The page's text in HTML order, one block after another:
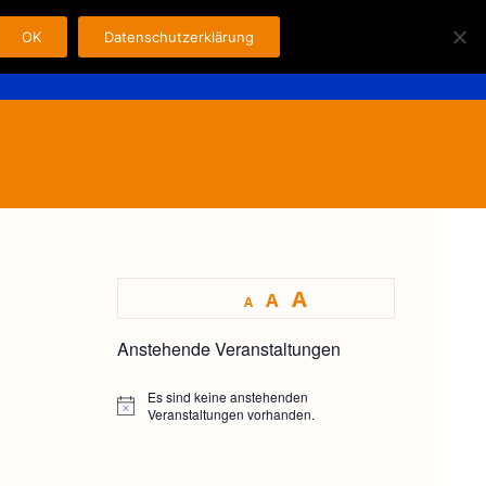
Fahrer Kontakt Impressum
for:
A A A
Anstehende Veranstaltungen
H
Es sind keine anstehenden
Veranstaltungen vorhanden.
OK Datenschutzerklärung